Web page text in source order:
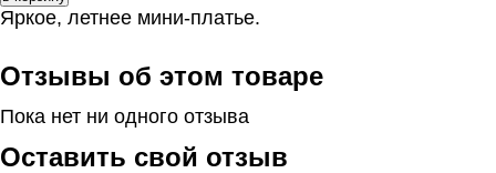
Яркое, летнее мини-платье.
Отзывы об этом товаре
Пока нет ни одного отзыва
Оставить свой отзыв